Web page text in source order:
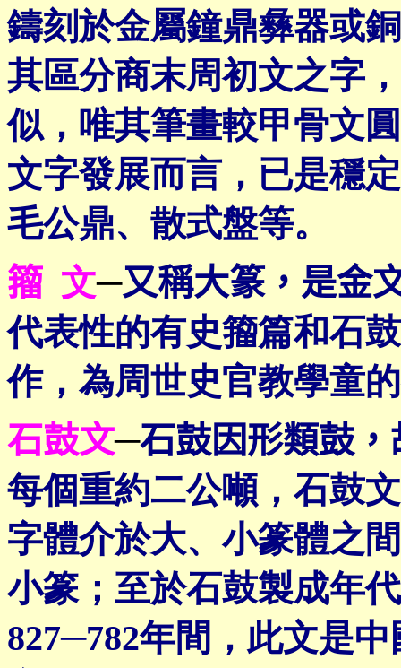
鑄刻於金屬鐘鼎彝器或
其區分商末周初文之字
似，唯其筆畫較甲骨文
文字發展而言，已是穩
毛公鼎、散式盤等。
籀 文─又稱大篆，是金
代表性的有史籀篇和石
作，為周世史官教學童
石鼓文─石鼓因形類鼓
每個重約二公噸，石鼓
字體介於大、小篆體之
小篆；至於石鼓製成年
827─782年間，此文是